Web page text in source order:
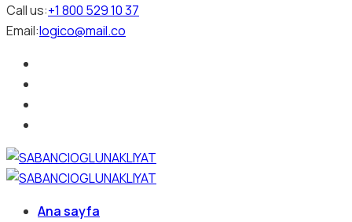
Call us:+1 800 529 10 37
Email:logico@mail.co
Ana sayfa